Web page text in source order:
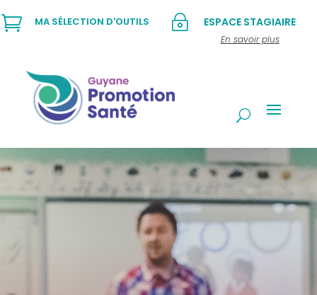
~ ESPACE STAGIAIRE
En savoir plus
 MA SÉLECTION D'OUTILS